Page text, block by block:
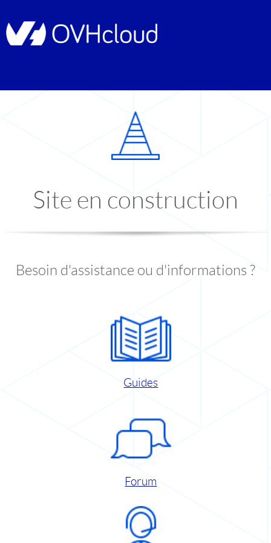
Site en construction
Besoin d'assistance ou d'informations ?
Guides
Forum